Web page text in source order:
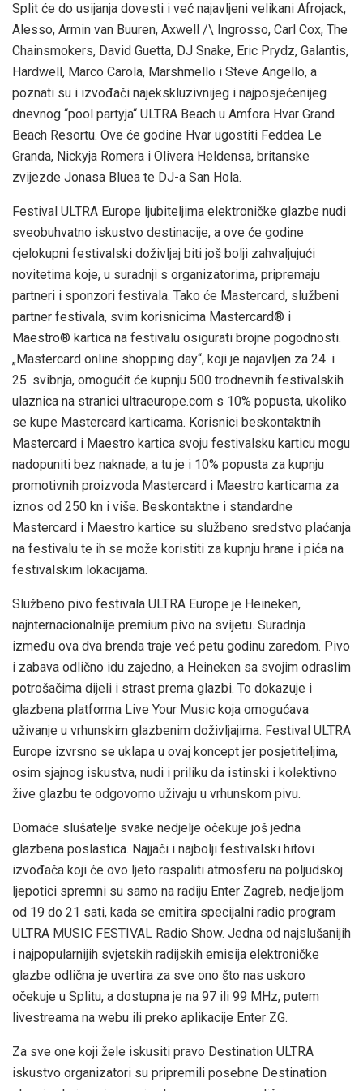
Split će do usijanja dovesti i već najavljeni velikani Afrojack,
Alesso, Armin van Buuren, Axwell /\ Ingrosso, Carl Cox, The
Chainsmokers, David Guetta, DJ Snake, Eric Prydz, Galantis,
Hardwell, Marco Carola, Marshmello i Steve Angello, a
poznati su i izvođači najekskluzivnijeg i najposjećenijeg
dnevnog “pool partyja“ ULTRA Beach u Amfora Hvar Grand
Beach Resortu. Ove će godine Hvar ugostiti Feddea Le
Granda, Nickyja Romera i Olivera Heldensa, britanske
zvijezde Jonasa Bluea te DJ-a San Hola.
Festival ULTRA Europe ljubiteljima elektroničke glazbe nudi
sveobuhvatno iskustvo destinacije, a ove će godine
cjelokupni festivalski doživljaj biti još bolji zahvaljujući
novitetima koje, u suradnji s organizatorima, pripremaju
partneri i sponzori festivala. Tako će Mastercard, službeni
partner festivala, svim korisnicima Mastercard® i
Maestro® kartica na festivalu osigurati brojne pogodnosti.
„Mastercard online shopping day“, koji je najavljen za 24. i
25. svibnja, omogućit će kupnju 500 trodnevnih festivalskih
ulaznica na stranici ultraeurope.com s 10% popusta, ukoliko
se kupe Mastercard karticama. Korisnici beskontaktnih
Mastercard i Maestro kartica svoju festivalsku karticu mogu
nadopuniti bez naknade, a tu je i 10% popusta za kupnju
promotivnih proizvoda Mastercard i Maestro karticama za
iznos od 250 kn i više. Beskontaktne i standardne
Mastercard i Maestro kartice su službeno sredstvo plaćanja
na festivalu te ih se može koristiti za kupnju hrane i pića na
festivalskim lokacijama.
Službeno pivo festivala ULTRA Europe je Heineken,
najnternacionalnije premium pivo na svijetu. Suradnja
između ova dva brenda traje već petu godinu zaredom. Pivo
i zabava odlično idu zajedno, a Heineken sa svojim odraslim
potrošačima dijeli i strast prema glazbi. To dokazuje i
glazbena platforma Live Your Music koja omogućava
uživanje u vrhunskim glazbenim doživljajima. Festival ULTRA
Europe izvrsno se uklapa u ovaj koncept jer posjetiteljima,
osim sjajnog iskustva, nudi i priliku da istinski i kolektivno
žive glazbu te odgovorno uživaju u vrhunskom pivu.
Domaće slušatelje svake nedjelje očekuje još jedna
glazbena poslastica. Najjači i najbolji festivalski hitovi
izvođača koji će ovo ljeto raspaliti atmosferu na poljudskoj
ljepotici spremni su samo na radiju Enter Zagreb, nedjeljom
od 19 do 21 sati, kada se emitira specijalni radio program
ULTRA MUSIC FESTIVAL Radio Show. Jedna od najslušanijih
i najpopularnijih svjetskih radijskih emisija elektroničke
glazbe odlična je uvertira za sve ono što nas uskoro
očekuje u Splitu, a dostupna je na 97 ili 99 MHz, putem
livestreama na webu ili preko aplikacije Enter ZG.
Za sve one koji žele iskusiti pravo Destination ULTRA
iskustvo organizatori su pripremili posebne Destination